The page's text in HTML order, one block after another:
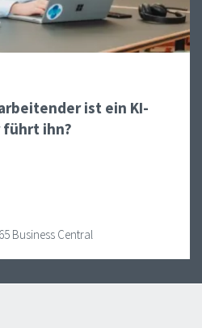
ist ein KI-
führt ihn?
Business Central